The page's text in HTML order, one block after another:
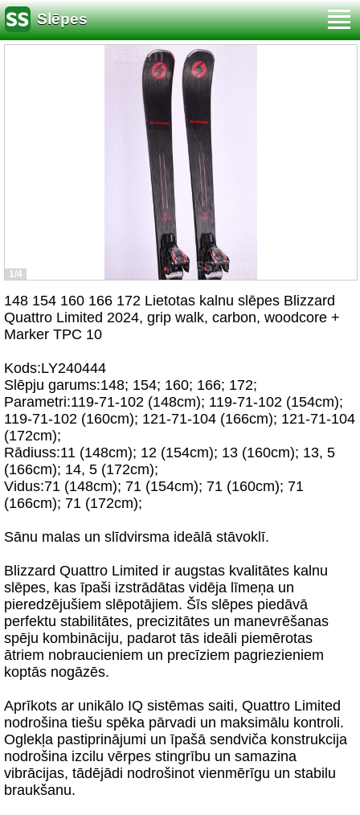
Slēpes
1/4
148 154 160 166 172 Lietotas kalnu slēpes Blizzard
Quattro Limited 2024, grip walk, carbon, woodcore +
Marker TPC 10
Kods:LY240444
Slēpju garums:148; 154; 160; 166; 172;
Parametri:119-71-102 (148cm); 119-71-102 (154cm);
119-71-102 (160cm); 121-71-104 (166cm); 121-71-104
(172cm);
Rādiuss:11 (148cm); 12 (154cm); 13 (160cm); 13, 5
(166cm); 14, 5 (172cm);
Vidus:71 (148cm); 71 (154cm); 71 (160cm); 71
(166cm); 71 (172cm);
Sānu malas un slīdvirsma ideālā stāvoklī.
Blizzard Quattro Limited ir augstas kvalitātes kalnu
slēpes, kas īpaši izstrādātas vidēja līmeņa un
pieredzējušiem slēpotājiem. Šīs slēpes piedāvā
perfektu stabilitātes, precizitātes un manevrēšanas
spēju kombināciju, padarot tās ideāli piemērotas
ātriem nobraucieniem un precīziem pagriezieniem
koptās nogāzēs.
Aprīkots ar unikālo IQ sistēmas saiti, Quattro Limited
nodrošina tiešu spēka pārvadi un maksimālu kontroli.
Oglekļa pastiprinājumi un īpašā sendviča konstrukcija
nodrošina izcilu vērpes stingrību un samazina
vibrācijas, tādējādi nodrošinot vienmērīgu un stabilu
braukšanu.